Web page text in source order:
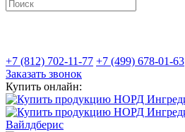
+7 (812) 702-11-77 +7 (499) 678-01-63
Заказать звонок
Купить онлайн: